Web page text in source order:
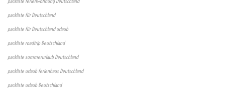
packliste für Deutschland
packliste für Deutschland urlaub
packliste roadtrip Deutschland
packliste sommerurlaub Deutschland
packliste urlaub ferienhaus Deutschland
packliste urlaub Deutschland